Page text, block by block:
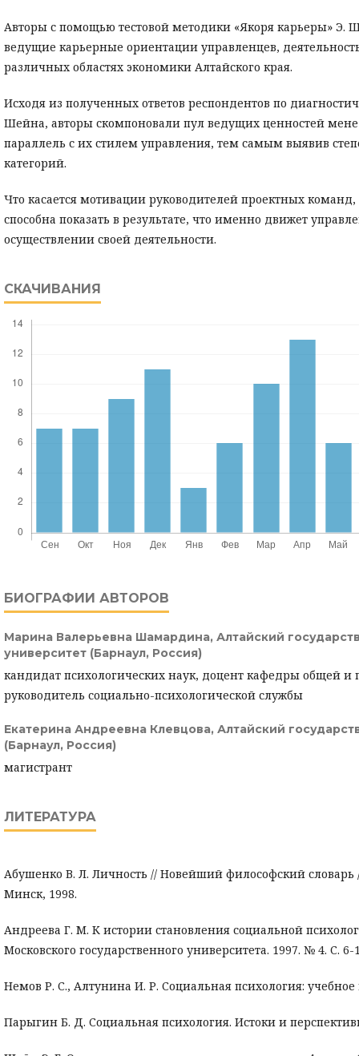
Авторы с помощью тестовой методики «Якоря карьеры» Э.
ведущие карьерные ориентации управленцев,
различных областях экономики Алтайского края.
Исходя из полученных ответов респондентов по
Шейна, авторы скомпоновали пул ведущих ценностей
параллель с их стилем управления, тем самым выявив
категорий.
Что касается мотивации руководителей проектных
способна показать в результате, что именно движет
осуществлении своей деятельности.
СКАЧИВАНИЯ
БИОГРАФИИ АВТОРОВ
Марина Валерьевна Шамардина, Алтайский
университет (Барнаул, Россия)
кандидат психологических наук, доцент кафедры общей и
руководитель социально-психологической службы
Екатерина Андреевна Клевцова, Алтайский
(Барнаул, Россия)
магистрант
ЛИТЕРАТУРА
Абушенко В. Л. Личность // Новейший философский словарь
Минск, 1998.
Андреева Г. М. К истории становления социальной
Московского государственного университета. 1997. № 4. С. 6-
Немов Р. С., Алтунина И. Р. Социальная психология: учебное
Парыгин Б. Д. Социальная психология. Истоки и